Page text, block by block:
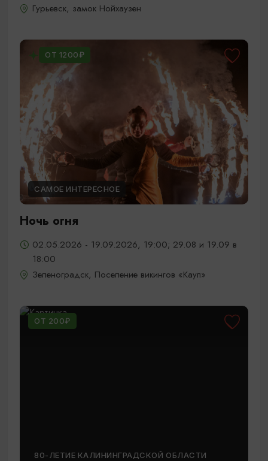
Гурьевск, замок Нойхаузен
ОТ 1200₽
САМОЕ ИНТЕРЕСНОЕ
Ночь огня
02.05.2026 - 19.09.2026, 19:00; 29.08 и 19.09 в
18:00
Зеленоградск, Поселение викингов «Кауп»
ОТ 200₽
80-ЛЕТИЕ КАЛИНИНГРАДСКОЙ ОБЛАСТИ